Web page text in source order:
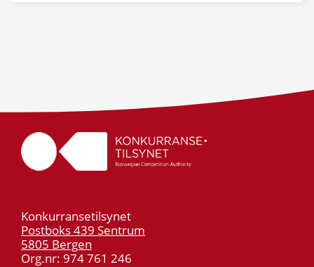
Konkurransetilsynet
Postboks 439 Sentrum
5805 Bergen
Org.nr: 974 761 246